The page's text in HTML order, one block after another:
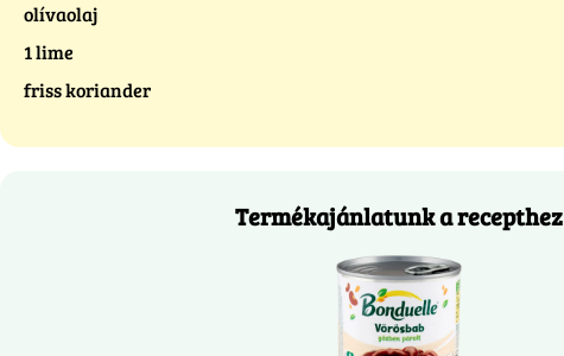
olívaolaj
1 lime
friss koriander
Termékajánlatunk a recepthez